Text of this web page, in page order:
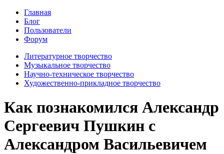
Главная
Блог
Пользователи
Форум
Литературное творчество
Музыкальное творчество
Научно-техническое творчество
Художественно-прикладное творчество
Как познакомился Александр
Сергеевич Пушкин с
Александром Васильевичем